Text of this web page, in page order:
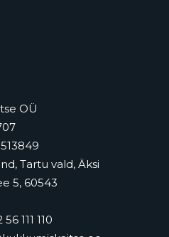
OÜ
Tartu vald, Äksi
5, 60543
56 111 110